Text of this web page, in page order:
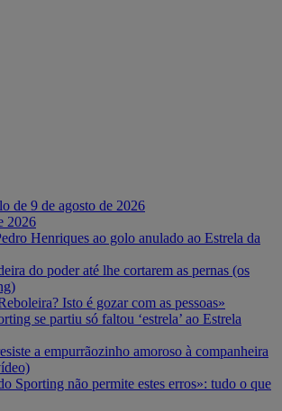
de 9 de agosto de 2026
2026
Henriques ao golo anulado ao Estrela da
do poder até lhe cortarem as pernas (os
Isto é gozar com as pessoas»
se partiu só faltou ‘estrela’ ao Estrela
a empurrãozinho amoroso à companheira
Sporting não permite estes erros»: tudo o que